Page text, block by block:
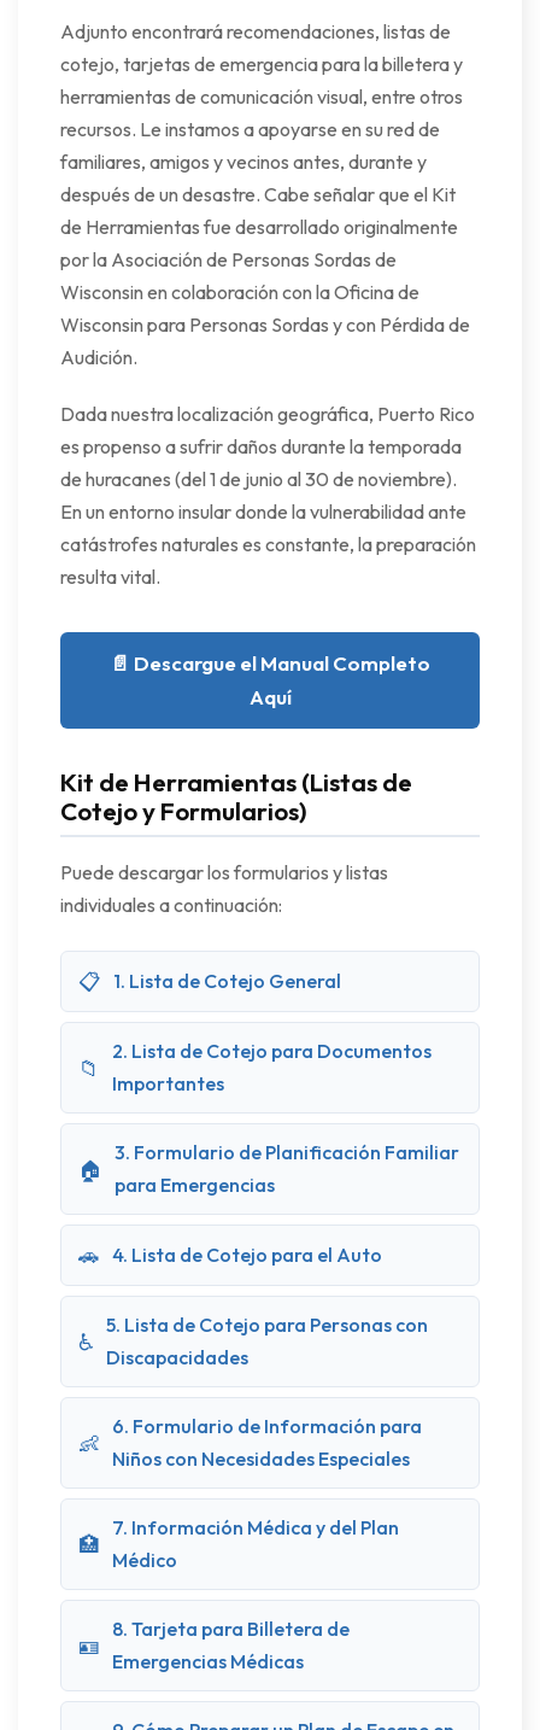
Adjunto encontrará recomendaciones, listas de
cotejo, tarjetas de emergencia para la billetera y
herramientas de comunicación visual, entre otros
recursos. Le instamos a apoyarse en su red de
familiares, amigos y vecinos antes, durante y
después de un desastre. Cabe señalar que el Kit
de Herramientas fue desarrollado originalmente
por la Asociación de Personas Sordas de
Wisconsin en colaboración con la Oficina de
Wisconsin para Personas Sordas y con Pérdida de
Audición.
Dada nuestra localización geográfica, Puerto Rico
es propenso a sufrir daños durante la temporada
de huracanes (del 1 de junio al 30 de noviembre).
En un entorno insular donde la vulnerabilidad ante
catástrofes naturales es constante, la preparación
resulta vital.
📄 Descargue el Manual Completo
Aquí
Kit de Herramientas (Listas de
Cotejo y Formularios)
Puede descargar los formularios y listas
individuales a continuación:
📋 1. Lista de Cotejo General
📁
2. Lista de Cotejo para Documentos
Importantes
🏠
3. Formulario de Planificación Familiar
para Emergencias
🚗 4. Lista de Cotejo para el Auto
♿
5. Lista de Cotejo para Personas con
Discapacidades
👶
6. Formulario de Información para
Niños con Necesidades Especiales
🏥
7. Información Médica y del Plan
Médico
🪪
8. Tarjeta para Billetera de
Emergencias Médicas